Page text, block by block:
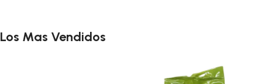
Los Mas Vendidos